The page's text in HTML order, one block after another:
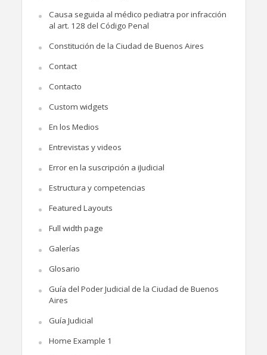
Causa seguida al médico pediatra por infracción
al art. 128 del Código Penal
Constitución de la Ciudad de Buenos Aires
Contact
Contacto
Custom widgets
En los Medios
Entrevistas y videos
Error en la suscripción a iJudicial
Estructura y competencias
Featured Layouts
Full width page
Galerías
Glosario
Guía del Poder Judicial de la Ciudad de Buenos
Aires
Guía Judicial
Home Example 1